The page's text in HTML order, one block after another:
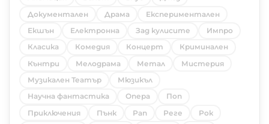
Документален
Драма
Експериментален
Екшън
Електронна Зад кулисите
Импро
Класика
Комедия Концерт
Криминален
Кънтри
Мелодрама Метал
Мистерия
Музикален Театър
Мюзикъл
Научна фантастика
Опера
Поп
Приключения
Пънк Рап Реге
Рок